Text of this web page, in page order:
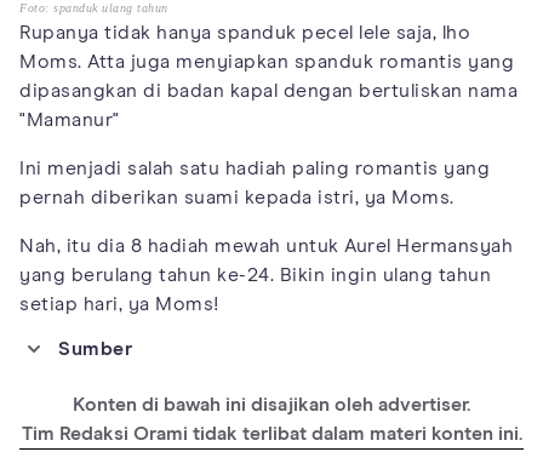
Foto: spanduk ulang tahun
Rupanya tidak hanya spanduk pecel lele saja, lho
Moms. Atta juga menyiapkan spanduk romantis yang
dipasangkan di badan kapal dengan bertuliskan nama
"Mamanur"
Ini menjadi salah satu hadiah paling romantis yang
pernah diberikan suami kepada istri, ya Moms.
Nah, itu dia 8 hadiah mewah untuk Aurel Hermansyah
yang berulang tahun ke-24. Bikin ingin ulang tahun
setiap hari, ya Moms!
Sumber
https://www.youtube.com/watch?v=DD1SEXiw_lI
https://www.instagram.com/attahalilintar/
Konten di bawah ini disajikan oleh advertiser.
Tim Redaksi Orami tidak terlibat dalam materi konten ini.